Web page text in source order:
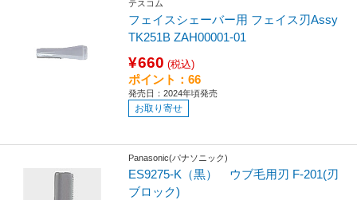
テスコム
フェイスシェーバー用 フェイス刃Assy
TK251B ZAH00001-01
¥660 (税込)
ポイント：66
発売日：2024年頃発売
お取り寄せ
Panasonic(パナソニック)
ES9275-K（黒） ウブ毛用刃 F-201(刃
ブロック)